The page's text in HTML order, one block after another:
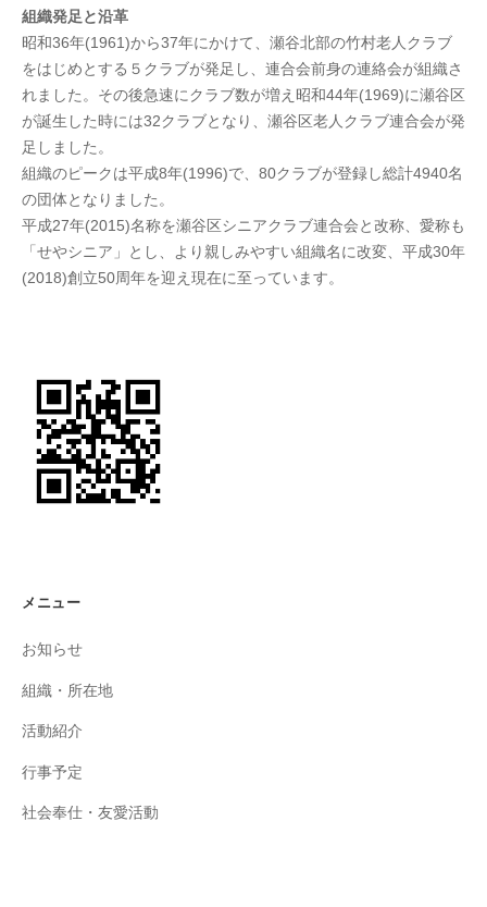
組織発足と沿革
昭和36年(1961)から37年にかけて、瀬谷北部の竹村老人クラブ
をはじめとする５クラブが発足し、連合会前身の連絡会が組織さ
れました。その後急速にクラブ数が増え昭和44年(1969)に瀬谷区
が誕生した時には32クラブとなり、瀬谷区老人クラブ連合会が発
足しました。
組織のピークは平成8年(1996)で、80クラブが登録し総計4940名
の団体となりました。
平成27年(2015)名称を瀬谷区シニアクラブ連合会と改称、愛称も
「せやシニア」とし、より親しみやすい組織名に改変、平成30年
(2018)創立50周年を迎え現在に至っています。
メニュー
お知らせ
組織・所在地
活動紹介
行事予定
社会奉仕・友愛活動